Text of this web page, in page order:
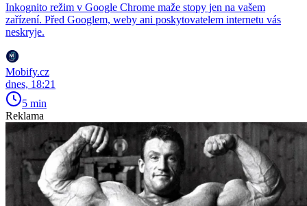
Inkognito režim v Google Chrome maže stopy jen na vašem
zařízení. Před Googlem, weby ani poskytovatelem internetu vás
neskryje.
Mobify.cz
dnes, 18:21
5 min
Reklama